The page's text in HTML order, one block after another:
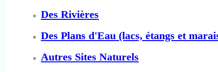
Des Rivières
Des Plans d'Eau (lacs, étangs et
Autres Sites Naturels